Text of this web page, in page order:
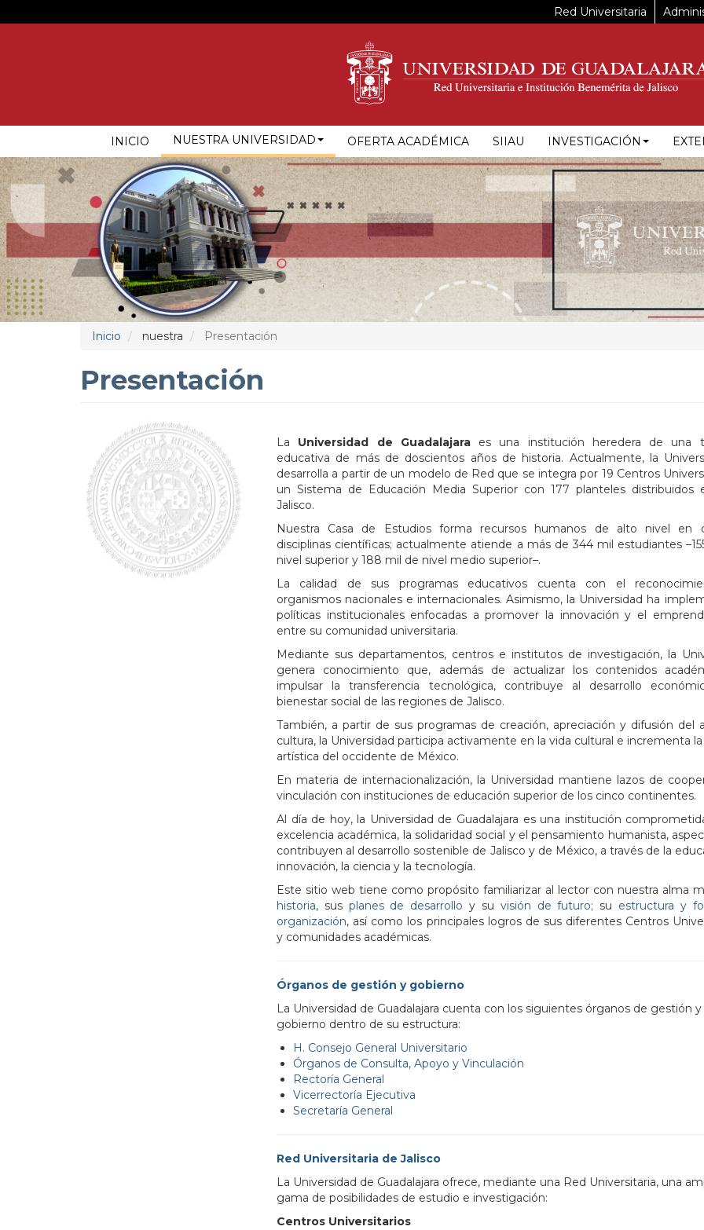
al
Red Universitaria
NAVEGACIÓN
PRINCIPAL
INICIO NUESTRA UNIVERSIDAD OFERTA ACADÉMICA SIIAU INVESTIGACIÓN
Inicio nuestra Presentación
Presentación
La Universidad de Guadalajaraes una institución heredera de una
educativa de más de doscientos años de historia. Actualmente, la
desarrolla a partir de un modelo de Red que se integra por 19 Centros
un Sistema de Educación Media Superior con 177 planteles distribuidos
Jalisco.
Nuestra Casa de Estudios forma recursos humanos de alto nivel en
disciplinas científicas; actualmente atiende a más de 344 mil estudiantes
nivel superior y 188 mil de nivel medio superior–.
La calidad de sus programas educativos cuenta con el
organismos nacionales e internacionales. Asimismo, la Universidad ha
políticas institucionales enfocadas a promover la innovación y el
entre su comunidad universitaria.
Mediante sus departamentos, centros e institutos de investigación, la
genera conocimiento que, además de actualizar los contenidos
impulsar la transferencia tecnológica, contribuye al desarrollo
bienestar social de las regiones de Jalisco.
También, a partir de sus programas de creación, apreciación y difusión del
cultura, la Universidad participa activamente en la vida cultural e incrementa
artística del occidente de México.
En materia de internacionalización, la Universidad mantiene lazos de
vinculación con instituciones de educación superior de los cinco continentes.
Al día de hoy, la Universidad de Guadalajara es una institución
excelencia académica, la solidaridad social y el pensamiento humanista,
contribuyen al desarrollo sostenible de Jalisco y de México, a través de la
innovación, la ciencia y la tecnología.
Este sitio web tiene como propósito familiarizar al lector con nuestra alma
historia, sus planes de desarrollo y su visión de futuro; su estructura y
organización, así como los principales logros de sus diferentes Centros
y comunidades académicas.
Órganos de gestión y gobierno
La Universidad de Guadalajara cuenta con los siguientes órganos de gestión y
gobierno dentro de su estructura:
H. Consejo General Universitario
Órganos de Consulta, Apoyo y Vinculación
Rectoría General
Vicerrectoría Ejecutiva
Secretaría General
Red Universitaria de Jalisco
La Universidad de Guadalajara ofrece, mediante una Red Universitaria, una
gama de posibilidades de estudio e investigación:
Centros Universitarios